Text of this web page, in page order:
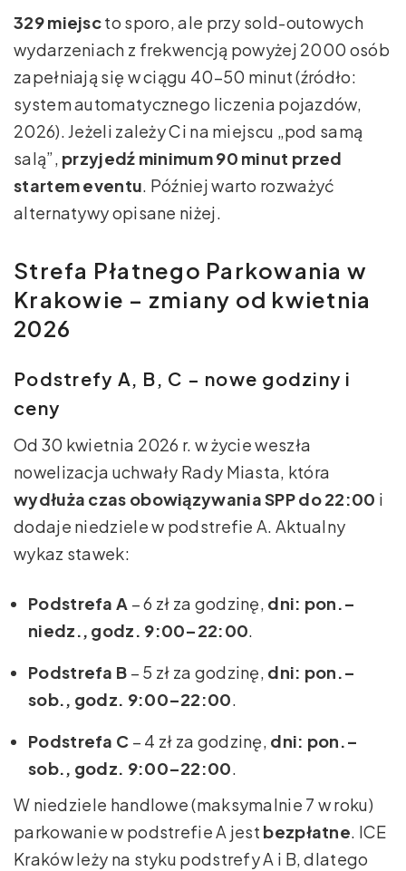
329 miejscto sporo, ale przy sold-outowych
wydarzeniach z frekwencją powyżej 2000 osób
zapełniają się w ciągu 40–50 minut (źródło:
system automatycznego liczenia pojazdów,
2026). Jeżeli zależy Ci na miejscu „pod samą
salą”, przyjedź minimum 90 minut przed
startem eventu. Później warto rozważyć
alternatywy opisane niżej.
Strefa Płatnego Parkowania w
Krakowie – zmiany od kwietnia
2026
Podstrefy A, B, C – nowe godziny i
ceny
Od 30 kwietnia 2026 r. w życie weszła
nowelizacja uchwały Rady Miasta, która
wydłuża czas obowiązywania SPP do 22:00 i
dodaje niedziele w podstrefie A. Aktualny
wykaz stawek:
Podstrefa A – 6 zł za godzinę, dni: pon.–
niedz., godz. 9:00–22:00.
Podstrefa B – 5 zł za godzinę, dni: pon.–
sob., godz. 9:00–22:00.
Podstrefa C – 4 zł za godzinę, dni: pon.–
sob., godz. 9:00–22:00.
W niedziele handlowe (maksymalnie 7 w roku)
parkowanie w podstrefie A jest bezpłatne. ICE
Kraków leży na styku podstrefy A i B, dlatego